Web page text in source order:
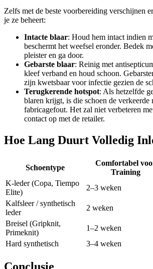
Zelfs met de beste voorbereiding verschijnen
je ze beheert:
Intacte blaar: Houd hem intact indien
beschermt het weefsel eronder. Bedek
pleister en ga door.
Gebarste blaar: Reinig met
kleef verband en houd schoon.
zijn kwetsbaar voor infectie gezien de
Terugkerende hotspot: Als hetzelfde
blaren krijgt, is die schoen de verkeerde
fabricagefout. Het zal niet verbeteren
contact op met de retailer.
Hoe Lang Duurt Volledig
Schoentype
Comfortabel
Training
K-leder (Copa, Tiempo
Elite)
2–3 weken
Kalfsleer / synthetisch
leder
2 weken
Breisel (Gripknit,
Primeknit)
1–2 weken
Hard synthetisch
3–4 weken
Conclusie